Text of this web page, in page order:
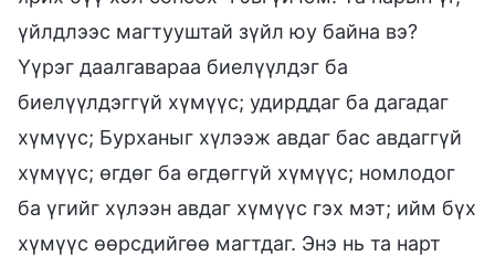
үйлдлээс магтууштай зүйл юу байна вэ?
Үүрэг даалгавараа биелүүлдэг ба
биелүүлдэггүй хүмүүс; удирддаг ба дагадаг
хүмүүс; Бурханыг хүлээж авдаг бас авдаггүй
хүмүүс; өгдөг ба өгдөггүй хүмүүс; номлодог
ба үгийг хүлээн авдаг хүмүүс гэх мэт; ийм бүх
хүмүүс өөрсдийгөө магтдаг. Энэ нь та нарт